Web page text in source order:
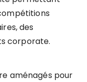
des
corporate.
aménagés pour